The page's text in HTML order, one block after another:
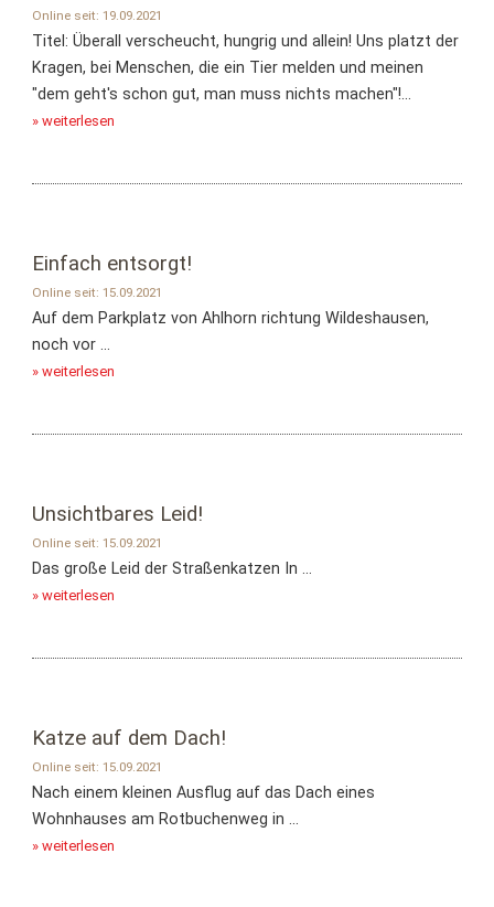
Online seit: 19.09.2021
Titel: Überall verscheucht, hungrig und allein! Uns platzt der
Kragen, bei Menschen, die ein Tier melden und meinen
"dem geht's schon gut, man muss nichts machen"!...
» weiterlesen
Einfach entsorgt!
Online seit: 15.09.2021
Auf dem Parkplatz von Ahlhorn richtung Wildeshausen,
noch vor ...
» weiterlesen
Unsichtbares Leid!
Online seit: 15.09.2021
Das große Leid der Straßenkatzen In ...
» weiterlesen
Katze auf dem Dach!
Online seit: 15.09.2021
Nach einem kleinen Ausflug auf das Dach eines
Wohnhauses am Rotbuchenweg in ...
» weiterlesen